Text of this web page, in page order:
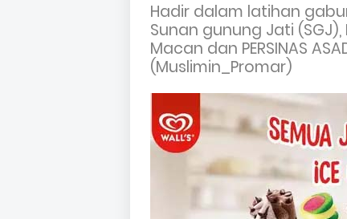
Hadir dalam latihan
Sunan gunung Jati (SGJ),
Macan dan PERSINAS
(Muslimin_Promar)